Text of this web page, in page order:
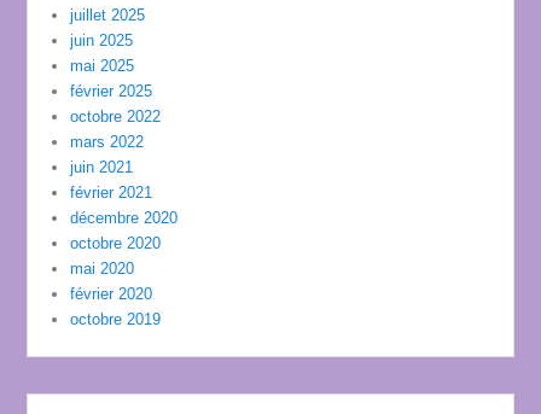
juillet 2025
juin 2025
mai 2025
février 2025
octobre 2022
mars 2022
juin 2021
février 2021
décembre 2020
octobre 2020
mai 2020
février 2020
octobre 2019